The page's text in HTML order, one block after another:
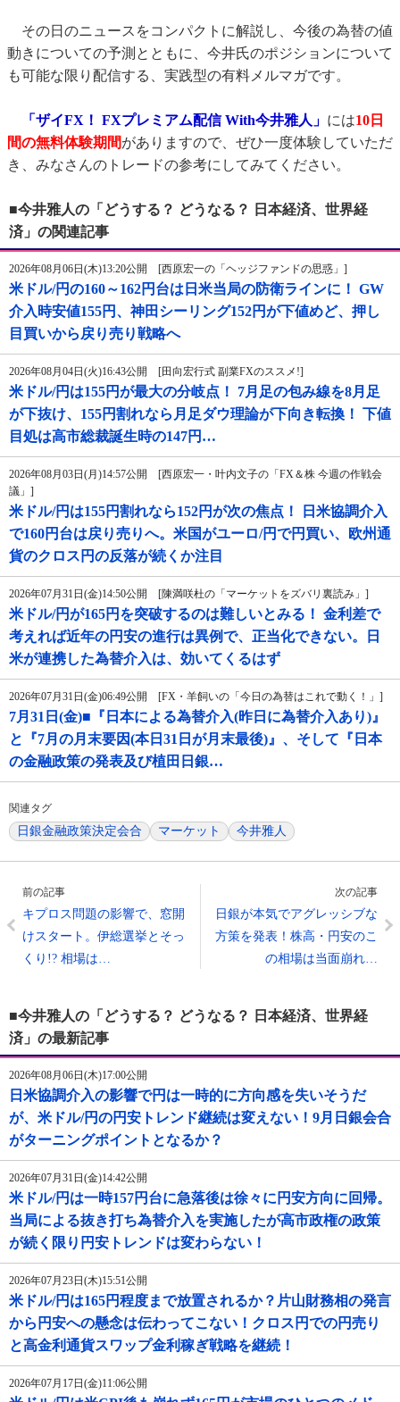
その日のニュースをコンパクトに解説し、今後の為替の値
動きについての予測とともに、今井氏のポジションについて
も可能な限り配信する、実践型の有料メルマガです。
「ザイFX！ FXプレミアム配信 With今井雅人」 には10日
間の無料体験期間がありますので、ぜひ一度体験していただ
き、みなさんのトレードの参考にしてみてください。
■今井雅人の「どうする？ どうなる？ 日本経済、世界経
済」の関連記事
2026年08月06日(木)13:20公開 [西原宏一の「ヘッジファンドの思惑」]
米ドル/円の160～162円台は日米当局の防衛ラインに！ GW
介入時安値155円、神田シーリング152円が下値めど、押し
目買いから戻り売り戦略へ
2026年08月04日(火)16:43公開 [田向宏行式 副業FXのススメ!]
米ドル/円は155円が最大の分岐点！ 7月足の包み線を8月足
が下抜け、155円割れなら月足ダウ理論が下向き転換！ 下値
目処は高市総裁誕生時の147円…
2026年08月03日(月)14:57公開 [西原宏一・叶内文子の「FX＆株 今週の作戦会
議」]
米ドル/円は155円割れなら152円が次の焦点！ 日米協調介入
で160円台は戻り売りへ。米国がユーロ/円で円買い、欧州通
貨のクロス円の反落が続くか注目
2026年07月31日(金)14:50公開 [陳満咲杜の「マーケットをズバリ裏読み」]
米ドル/円が165円を突破するのは難しいとみる！ 金利差で
考えれば近年の円安の進行は異例で、正当化できない。日
米が連携した為替介入は、効いてくるはず
2026年07月31日(金)06:49公開 [FX・羊飼いの「今日の為替はこれで動く！」]
7月31日(金)■『日本による為替介入(昨日に為替介入あり)』
と『7月の月末要因(本日31日が月末最後)』、そして『日本
の金融政策の発表及び植田日銀…
関連タグ
日銀金融政策決定会合 マーケット 今井雅人
前の記事
キプロス問題の影響で、窓開
けスタート。伊総選挙とそっ
くり!? 相場は…
次の記事
日銀が本気でアグレッシブな
方策を発表！株高・円安のこ
の相場は当面崩れ…
■今井雅人の「どうする？ どうなる？ 日本経済、世界経
済」の最新記事
2026年08月06日(木)17:00公開
日米協調介入の影響で円は一時的に方向感を失いそうだ
が、米ドル/円の円安トレンド継続は変えない！9月日銀会合
がターニングポイントとなるか？
2026年07月31日(金)14:42公開
米ドル/円は一時157円台に急落後は徐々に円安方向に回帰。
当局による抜き打ち為替介入を実施したが高市政権の政策
が続く限り円安トレンドは変わらない！
2026年07月23日(木)15:51公開
米ドル/円は165円程度まで放置されるか？片山財務相の発言
から円安への懸念は伝わってこない！クロス円での円売り
と高金利通貨スワップ金利稼ぎ戦略を継続！
2026年07月17日(金)11:06公開